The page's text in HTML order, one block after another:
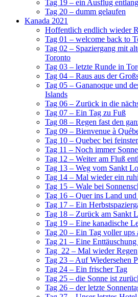
Tag 19 – ein Ausflug
Tag 20 – dumm gelaufen
Kanada 2021
Hoffentlich endlich wieder
Tag 01 – welcome back to
Tag 02 – Spaziergang mit
Toronto
Tag 03 – letzte Runde in
Tag 04 – Raus aus der
Tag 05 – Gananoque und
Islands
Tag 06 – Zurück in die
Tag 07 – Ein Tag zu Fuß
Tag 08 – Regen fast den
Tag 09 – Bienvenue à
Tag 10 – Quebec bei
Tag 11 – Noch immer
Tag 12 – Weiter am Fluß
Tag 13 – Weg vom Sankt
Tag 14 – Mal wieder ein
Tag 15 – Wale bei
Tag 16 – Quer ins Land
Tag 17 – Ein
Tag 18 – Zurück am Sankt
Tag 19 – Eine kanadische
Tag 20 – Ein Tag voller ups
Tag 21 – Eine
Tag 22 – Mal wieder Regen
Tag 23 – Auf Wiedersehen
Tag 24 – Ein frischer Tag
Tag 25 – die Sonne ist
Tag 26 – der letzte